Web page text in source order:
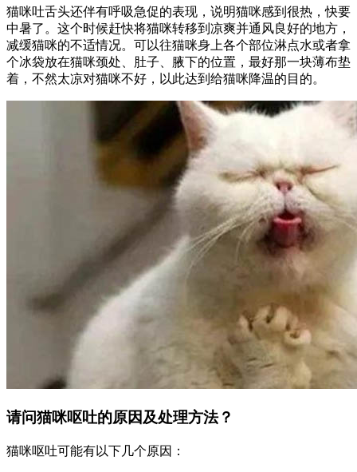
猫咪吐舌头还伴有呼吸急促的表现，说明猫咪感到很热，快要
中暑了。这个时候赶快将猫咪转移到凉爽并通风良好的地方，
减缓猫咪的不适情况。可以往猫咪身上各个部位淋点水或者拿
个冰袋放在猫咪颈处、肚子、腋下的位置，最好那一块薄布垫
着，不然太凉对猫咪不好，以此达到给猫咪降温的目的。
请问猫咪呕吐的原因及处理方法？
猫咪呕吐可能有以下几个原因：